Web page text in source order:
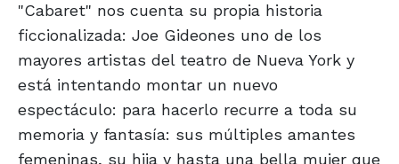
"Cabaret" nos cuenta su propia historia
ficcionalizada: Joe Gideones uno de los
mayores artistas del teatro de Nueva York y
está intentando montar un nuevo
espectáculo: para hacerlo recurre a toda su
memoria y fantasía: sus múltiples amantes
femeninas, su hija y hasta una bella mujer que